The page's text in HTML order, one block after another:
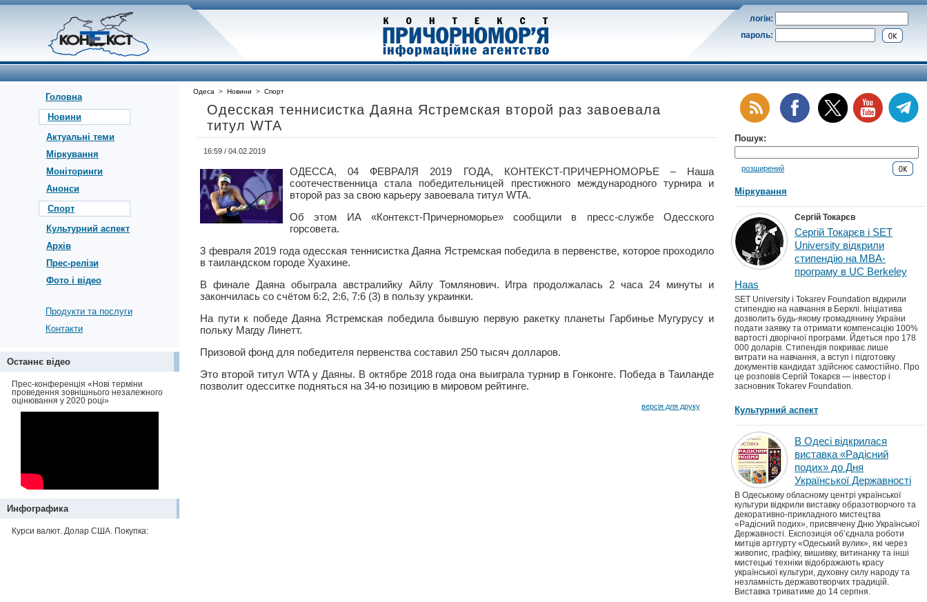
логін:
пароль:
Головна
Новини
Актуальні теми
Міркування
Моніторинги
Анонси
Спорт
Культурний аспект
Архів
Прес-релізи
Фото і відео
Продукти та послуги
Контакти
Останнє відео
Прес-конференція «Нові терміни
проведення зовнішнього незалежного
оцінювання у 2020 році»
Инфографика
Курси валют. Долар США. Покупка:
Одеса > Новини > Спорт
Одесская теннисистка Даяна Ястремская второй раз завоевала
титул WTA
16:59 / 04.02.2019
ОДЕССА, 04 ФЕВРАЛЯ 2019 ГОДА, КОНТЕКСТ-ПРИЧЕРНОМОРЬЕ – Наша
соотечественница стала победительницей престижного международного турнира и
второй раз за свою карьеру завоевала титул WTA.
Об этом ИА «Контекст-Причерноморье» сообщили в пресс-службе Одесского
горсовета.
3 февраля 2019 года одесская теннисистка Даяна Ястремская победила в первенстве, которое проходило
в таиландском городе Хуахине.
В финале Даяна обыграла австралийку Айлу Томлянович. Игра продолжалась 2 часа 24 минуты и
закончилась со счётом 6:2, 2:6, 7:6 (3) в пользу украинки.
На пути к победе Даяна Ястремская победила бывшую первую ракетку планеты Гарбинье Мугурусу и
польку Магду Линетт.
Призовой фонд для победителя первенства составил 250 тысяч долларов.
Это второй титул WTA у Даяны. В октябре 2018 года она выиграла турнир в Гонконге. Победа в Таиланде
позволит одесситке подняться на 34-ю позицию в мировом рейтинге.
версія для друку
Пошук:
розширений
Міркування
Сергій Токарєв
Сергій Токарєв і SET
University відкрили
стипендію на MBA-
програму в UC Berkeley
Haas
SET University і Tokarev Foundation відкрили
стипендію на навчання в Берклі. Ініціатива
дозволить будь-якому громадянину України
подати заявку та отримати компенсацію 100%
вартості дворічної програми. Йдеться про 178
000 доларів. Стипендія покриває лише
витрати на навчання, а вступ і підготовку
документів кандидат здійснює самостійно. Про
це розповів Сергій Токарєв — інвестор і
засновник Tokarev Foundation.
Культурний аспект
В Одесі відкрилася
виставка «Радісний
подих» до Дня
Української Державності
В Одеському обласному центрі української
культури відкрили виставку образотворчого та
декоративно-прикладного мистецтва
«Радісний подих», присвячену Дню Української
Державності. Експозиція об’єднала роботи
митців артгурту «Одеський вулик», які через
живопис, графіку, вишивку, витинанку та інші
мистецькі техніки відображають красу
української культури, духовну силу народу та
незламність державотворчих традицій.
Виставка триватиме до 14 серпня.